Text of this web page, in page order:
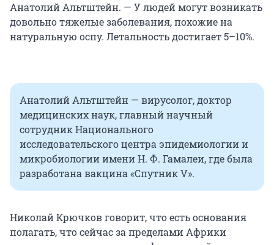
Анатолий Альтштейн. — У людей могут возникать
довольно тяжелые заболевания, похожие на
натуральную оспу. Летальность достигает 5–10%.
Анатолий Альтштейн — вирусолог, доктор
медицинских наук, главный научный
сотрудник Национального
исследовательского центра эпидемиологии и
микробиологии имени Н. Ф. Гамалеи, где была
разработана вакцина «Спутник V».
Николай Крючков говорит, что есть основания
полагать, что сейчас за пределами Африки